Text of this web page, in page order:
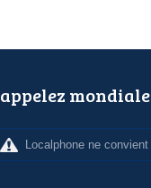
appelez
Localphone ne